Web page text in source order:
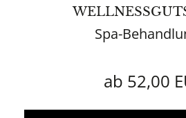
Spa-
ab 52,00